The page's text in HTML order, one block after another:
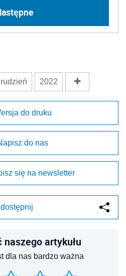
2022
do druku
do nas
się na newsletter
artykułu
dla nas bardzo ważna